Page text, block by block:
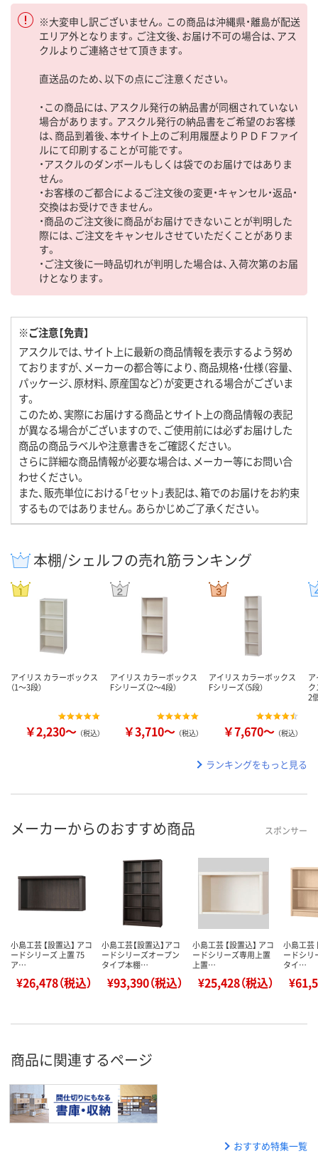
※大変申し訳ございません。この商品は沖縄県・離島が配送
エリア外となります。ご注文後、お届け不可の場合は、アス
クルよりご連絡させて頂きます。
直送品のため、以下の点にご注意ください。
・この商品には、アスクル発行の納品書が同梱されていない
場合があります。アスクル発行の納品書をご希望のお客様
は、商品到着後、本サイト上のご利用履歴よりＰＤＦファイ
ルにて印刷することが可能です。
・アスクルのダンボールもしくは袋でのお届けではありま
せん。
・お客様のご都合によるご注文後の変更・キャンセル・返品・
交換はお受けできません。
・商品のご注文後に商品がお届けできないことが判明した
際には、ご注文をキャンセルさせていただくことがありま
す。
・ご注文後に一時品切れが判明した場合は、入荷次第のお届
けとなります。
※ご注意【免責】
アスクルでは、サイト上に最新の商品情報を表示するよう努め
ておりますが、メーカーの都合等により、商品規格・仕様（容量、
パッケージ、原材料、原産国など）が変更される場合がございま
す。
このため、実際にお届けする商品とサイト上の商品情報の表記
が異なる場合がございますので、ご使用前には必ずお届けした
商品の商品ラベルや注意書きをご確認ください。
さらに詳細な商品情報が必要な場合は、メーカー等にお問い合
わせください。
また、販売単位における「セット」表記は、箱でのお届けをお約束
するものではありません。あらかじめご了承ください。
本棚/シェルフの売れ筋ランキング
アイリス カラーボックス
（1～3段）
￥2,230～ （税込）
アイリス カラーボックス
Fシリーズ（2～4段）
￥3,710～ （税込）
アイリス カラーボックス
Fシリーズ（5段）
￥7,670～ （税込）
2
ランキングをもっと見る
メーカーからのおすすめ商品 スポンサー
小島工芸 【設置込】 アコ
ードシリーズ 上置 75
ア…
¥26,478（税込）
小島工芸【設置込】アコ
ードシリーズオープン
タイプ本棚…
¥93,390（税込）
小島工芸 【設置込】 アコ
ードシリーズ専用上置
上置…
¥25,428（税込）
小島工芸
ードシリ
タイ…
商品に関連するページ
おすすめ特集一覧